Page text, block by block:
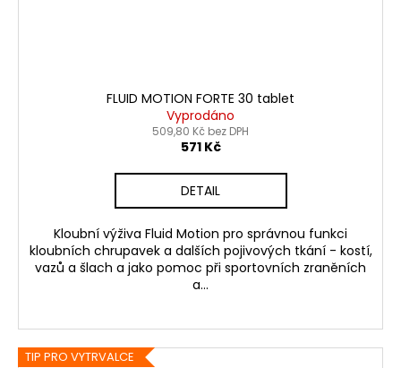
FLUID MOTION FORTE 30 tablet
Vyprodáno
509,80 Kč bez DPH
571 Kč
DETAIL
Kloubní výživa Fluid Motion pro správnou funkci
kloubních chrupavek a dalších pojivových tkání - kostí,
vazů a šlach a jako pomoc při sportovních zraněních
a...
TIP PRO VYTRVALCE